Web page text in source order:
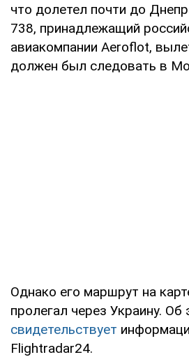
что долетел почти до
738, принадлежащий
авиакомпании Aeroflot,
должен был следовать в
Однако его маршрут на
пролегал через Украину. Об
свидетельствует
Flightradar24.